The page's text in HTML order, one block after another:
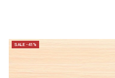
SALE -41%